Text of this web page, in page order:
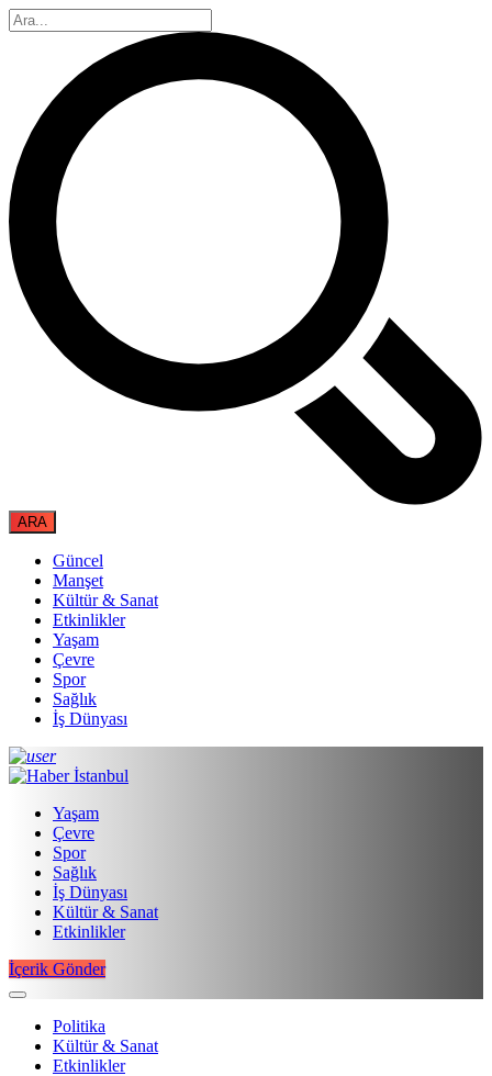
Güncel
Manşet
Kültür & Sanat
Etkinlikler
Yaşam
Çevre
Spor
Sağlık
İş Dünyası
Yaşam
Çevre
Spor
Sağlık
İş Dünyası
Kültür & Sanat
Etkinlikler
İçerik Gönder
Politika
Kültür & Sanat
Etkinlikler